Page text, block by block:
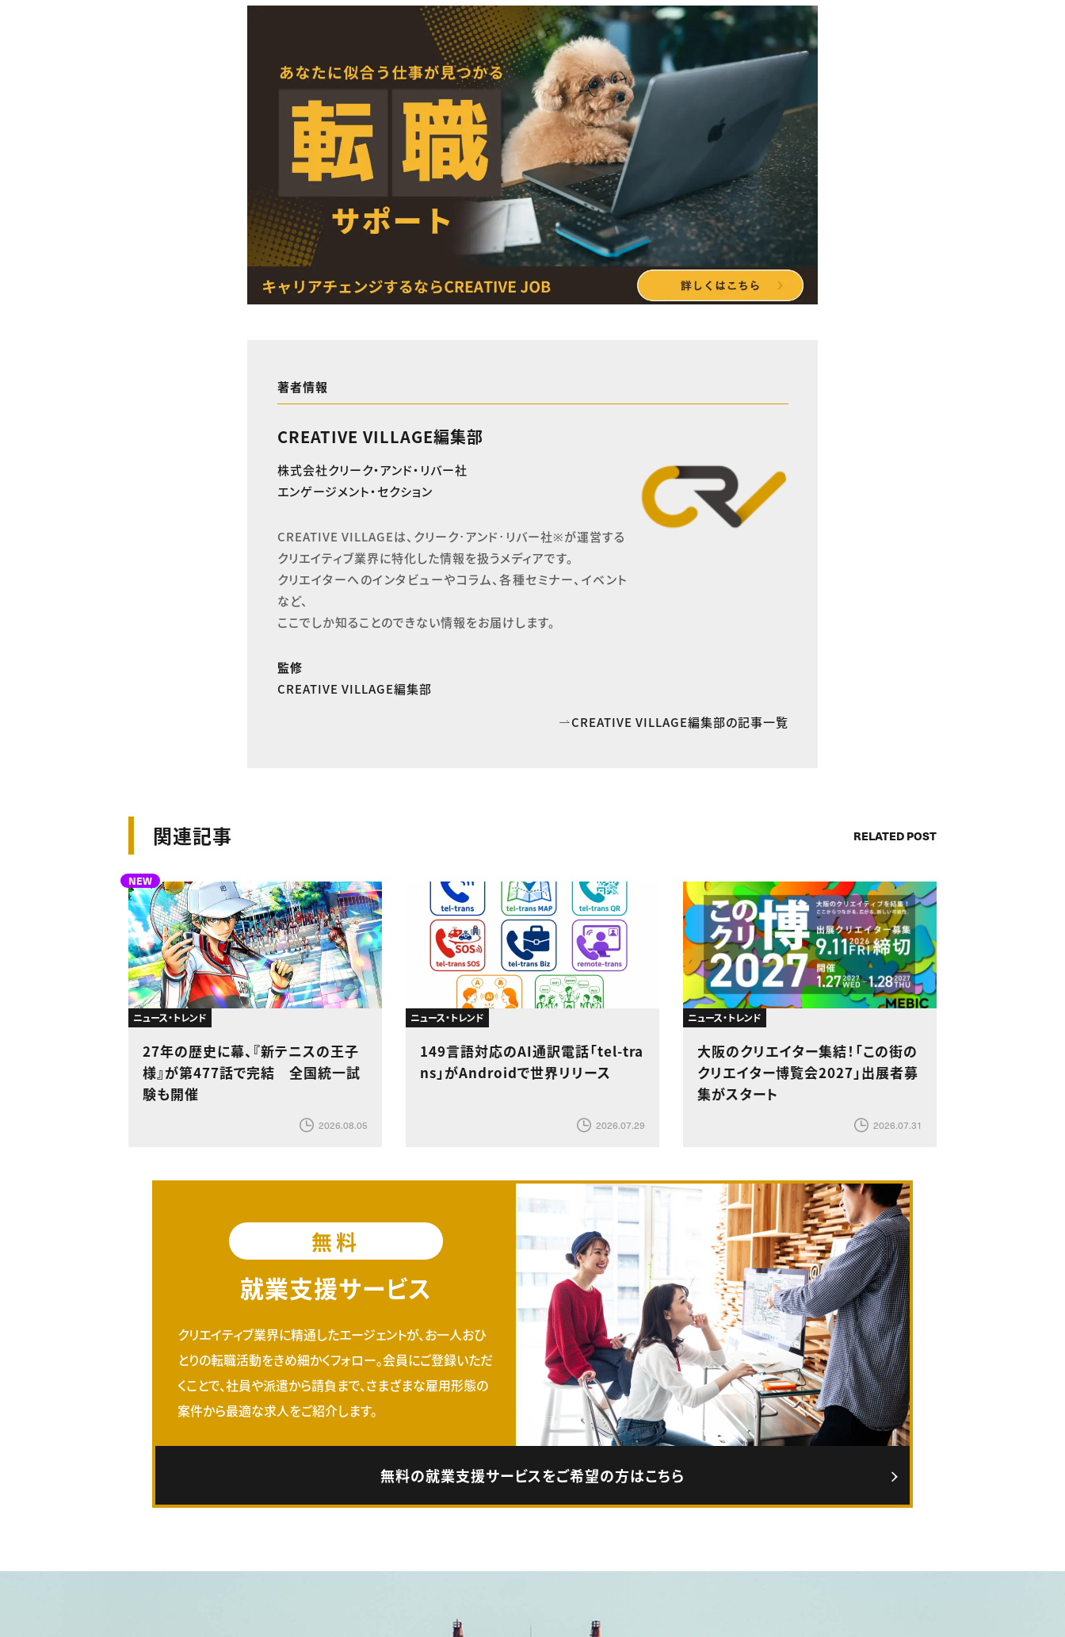
著者情報
CREATIVE VILLAGE編集部
株式会社クリーク・アンド・リバー社
エンゲージメント・セクション
CREATIVE VILLAGEは、クリーク･アンド･リバー社※が運営する
クリエイティブ業界に特化した情報を扱うメディアです。
クリエイターへのインタビューやコラム、各種セミナー、イベント
など、
ここでしか知ることのできない情報をお届けします。
監修
CREATIVE VILLAGE編集部
CREATIVE VILLAGE編集部の記事一覧
関連記事 RELATED POST
NEW
ニュース・トレンド
27年の歴史に幕、『新テニスの王子
様』が第477話で完結 全国統一試
験も開催
2026.08.05
ニュース・トレンド
149言語対応のAI通訳電話「tel-tra
ns」がAndroidで世界リリース
2026.07.29
ニュース・トレンド
大阪のクリエイター集結！「この街の
クリエイター博覧会2027」出展者募
集がスタート
2026.07.31
無料
就業支援サービス
クリエイティブ業界に精通したエージェントが、お一人おひ
とりの転職活動をきめ細かくフォロー。会員にご登録いただ
くことで、社員や派遣から請負まで、さまざまな雇用形態の
案件から最適な求人をご紹介します。
無料の就業支援サービスをご希望の方はこちら